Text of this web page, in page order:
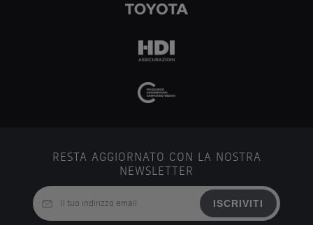
RESTA AGGIORNATO CON LA NOSTRA
NEWSLETTER
ISCRIVITI